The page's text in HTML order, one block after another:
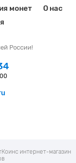
монет
О нас
России!
интернет-магазин